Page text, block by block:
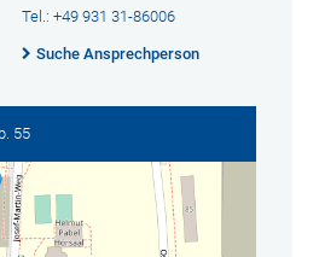
Tel.: +49 931 31-86006
Suche Ansprechperson
55